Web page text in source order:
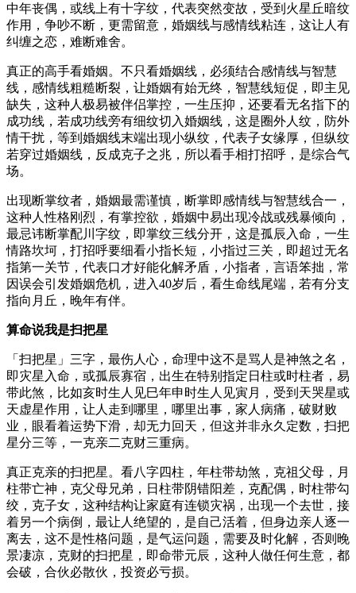
中年丧偶，或线上有十字纹，代表突然变故，受到火星丘暗纹
作用，争吵不断，更需留意，婚姻线与感情线粘连，这让人有
纠缠之恋，难断难舍。
真正的高手看婚姻。不只看婚姻线，必须结合感情线与智慧
线，感情线粗糙断裂，让婚姻有始无终，智慧线短促，即主见
缺失，这种人极易被伴侣掌控，一生压抑，还要看无名指下的
成功线，若成功线旁有细纹切入婚姻线，这是圈外人纹，防外
情干扰，等到婚姻线末端出现小纵纹，代表子女缘厚，但纵纹
若穿过婚姻线，反成克子之兆，所以看手相打招呼，是综合气
场。
出现断掌纹者，婚姻最需谨慎，断掌即感情线与智慧线合一，
这种人性格刚烈，有掌控欲，婚姻中易出现冷战或残暴倾向，
最忌讳断掌配川字纹，即掌纹三线分开，这是孤辰入命，一生
情路坎坷，打招呼要细看小指长短，小指过三关，即超过无名
指第一关节，代表口才好能化解矛盾，小指者，言语笨拙，常
因误会引发婚姻危机，进入40岁后，看生命线尾端，若有分支
指向月丘，晚年有伴。
算命说我是扫把星
「扫把星」三字，最伤人心，命理中这不是骂人是神煞之名，
即灾星入命，或孤辰寡宿，出生在特别指定日柱或时柱者，易
带此煞，比如亥时生人见巳年申时生人见寅月，受到天哭星或
天虚星作用，让人走到哪里，哪里出事，家人病痛，破财败
业，眼看着运势下滑，却无力回天，但这并非永久定数，扫把
星分三等，一克亲二克财三重病。
真正克亲的扫把星。看八字四柱，年柱带劫煞，克祖父母，月
柱带亡神，克父母兄弟，日柱带阴错阳差，克配偶，时柱带勾
绞，克子女，这种结构让家庭有连锁灾祸，出现一个去世，接
着另一个病倒，最让人绝望的，是自己活着，但身边亲人逐一
离去，这不是性格问题，是气运问题，需要及时化解，否则晚
景凄凉，克财的扫把星，即命带元辰，这种人做任何生意，都
会破，合伙必散伙，投资必亏损。